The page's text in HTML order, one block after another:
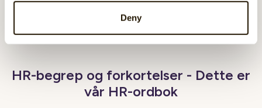
Deny
HR-begrep og forkortelser - Dette er
vår HR-ordbok